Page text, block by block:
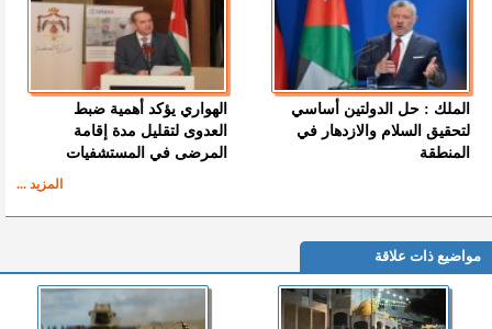
الملك : حل الدولتين أساسي
لتحقيق السلام والازدهار في
المنطقة
الهواري يؤكد أهمية ضبط
العدوى لتقليل مدة إقامة
المرضى في المستشفيات
المزيد ...
مواضيع ذات علاقة